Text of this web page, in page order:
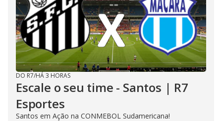
DO R7/HÁ 3 HORAS
Escale o seu time - Santos | R7
Esportes
Santos em Ação na CONMEBOL Sudamericana!